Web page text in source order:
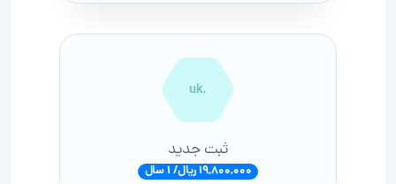
.uk
ثبت جدید
19,800,000 ریال/ 1 سال